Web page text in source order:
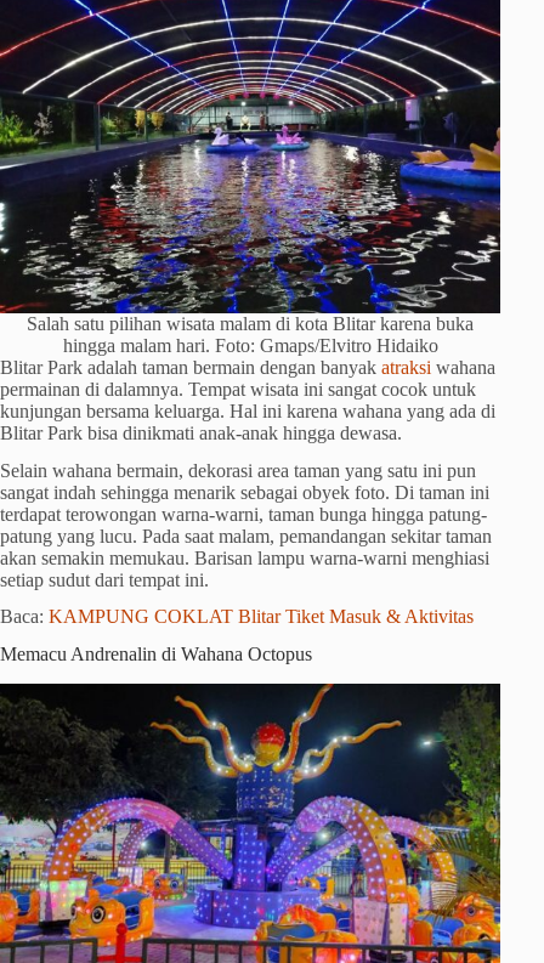
Salah satu pilihan wisata malam di kota Blitar karena buka
hingga malam hari. Foto: Gmaps/Elvitro Hidaiko
Blitar Park adalah taman bermain dengan banyak atraksi wahana
permainan di dalamnya. Tempat wisata ini sangat cocok untuk
kunjungan bersama keluarga. Hal ini karena wahana yang ada di
Blitar Park bisa dinikmati anak-anak hingga dewasa.
Selain wahana bermain, dekorasi area taman yang satu ini pun
sangat indah sehingga menarik sebagai obyek foto. Di taman ini
terdapat terowongan warna-warni, taman bunga hingga patung-
patung yang lucu. Pada saat malam, pemandangan sekitar taman
akan semakin memukau. Barisan lampu warna-warni menghiasi
setiap sudut dari tempat ini.
Baca: KAMPUNG COKLAT Blitar Tiket Masuk & Aktivitas
Memacu Andrenalin di Wahana Octopus